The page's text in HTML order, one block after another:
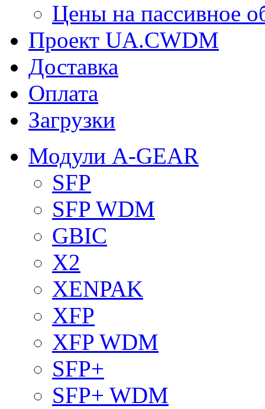
Цены на пассивное
Проект UA.CWDM
Доставка
Оплата
Загрузки
Модули A-GEAR
SFP
SFP WDM
GBIC
X2
XENPAK
XFP
XFP WDM
SFP+
SFP+ WDM